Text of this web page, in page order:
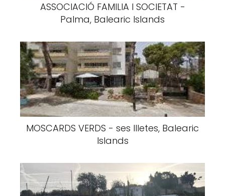
ASSOCIACIÓ FAMILIA I SOCIETAT -
Palma, Balearic Islands
MOSCARDS VERDS - ses Illetes, Balearic
Islands